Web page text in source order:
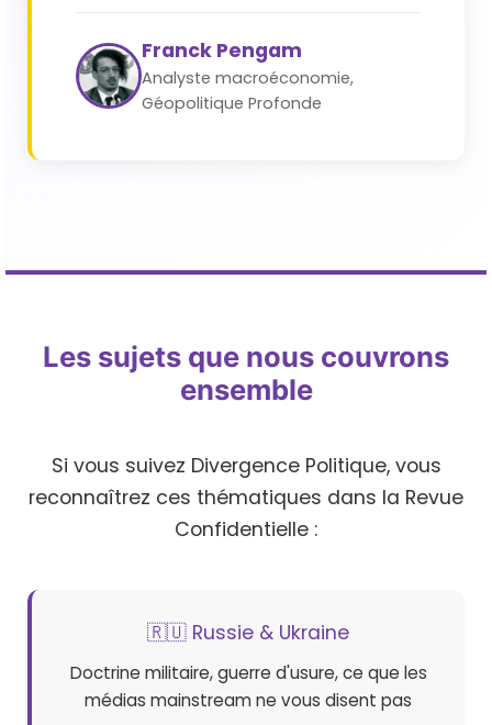
Franck Pengam
Analyste macroéconomie,
Géopolitique Profonde
Les sujets que nous couvrons
ensemble
Si vous suivez Divergence Politique, vous
reconnaîtrez ces thématiques dans la Revue
Confidentielle :
🇷🇺 Russie & Ukraine
Doctrine militaire, guerre d'usure, ce que les
médias mainstream ne vous disent pas